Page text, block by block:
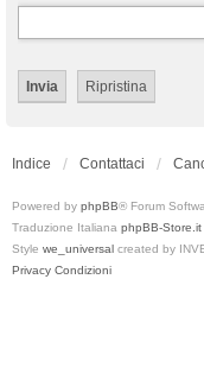
Indice Contattaci
Powered by phpBB® Forum
Traduzione Italiana phpBB-Store.it
Style we_universal created by
Privacy Condizioni